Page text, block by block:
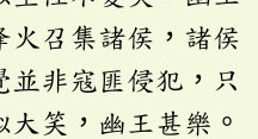
火召集諸侯，諸侯
並非寇匪侵犯，只
笑，幽王甚樂。